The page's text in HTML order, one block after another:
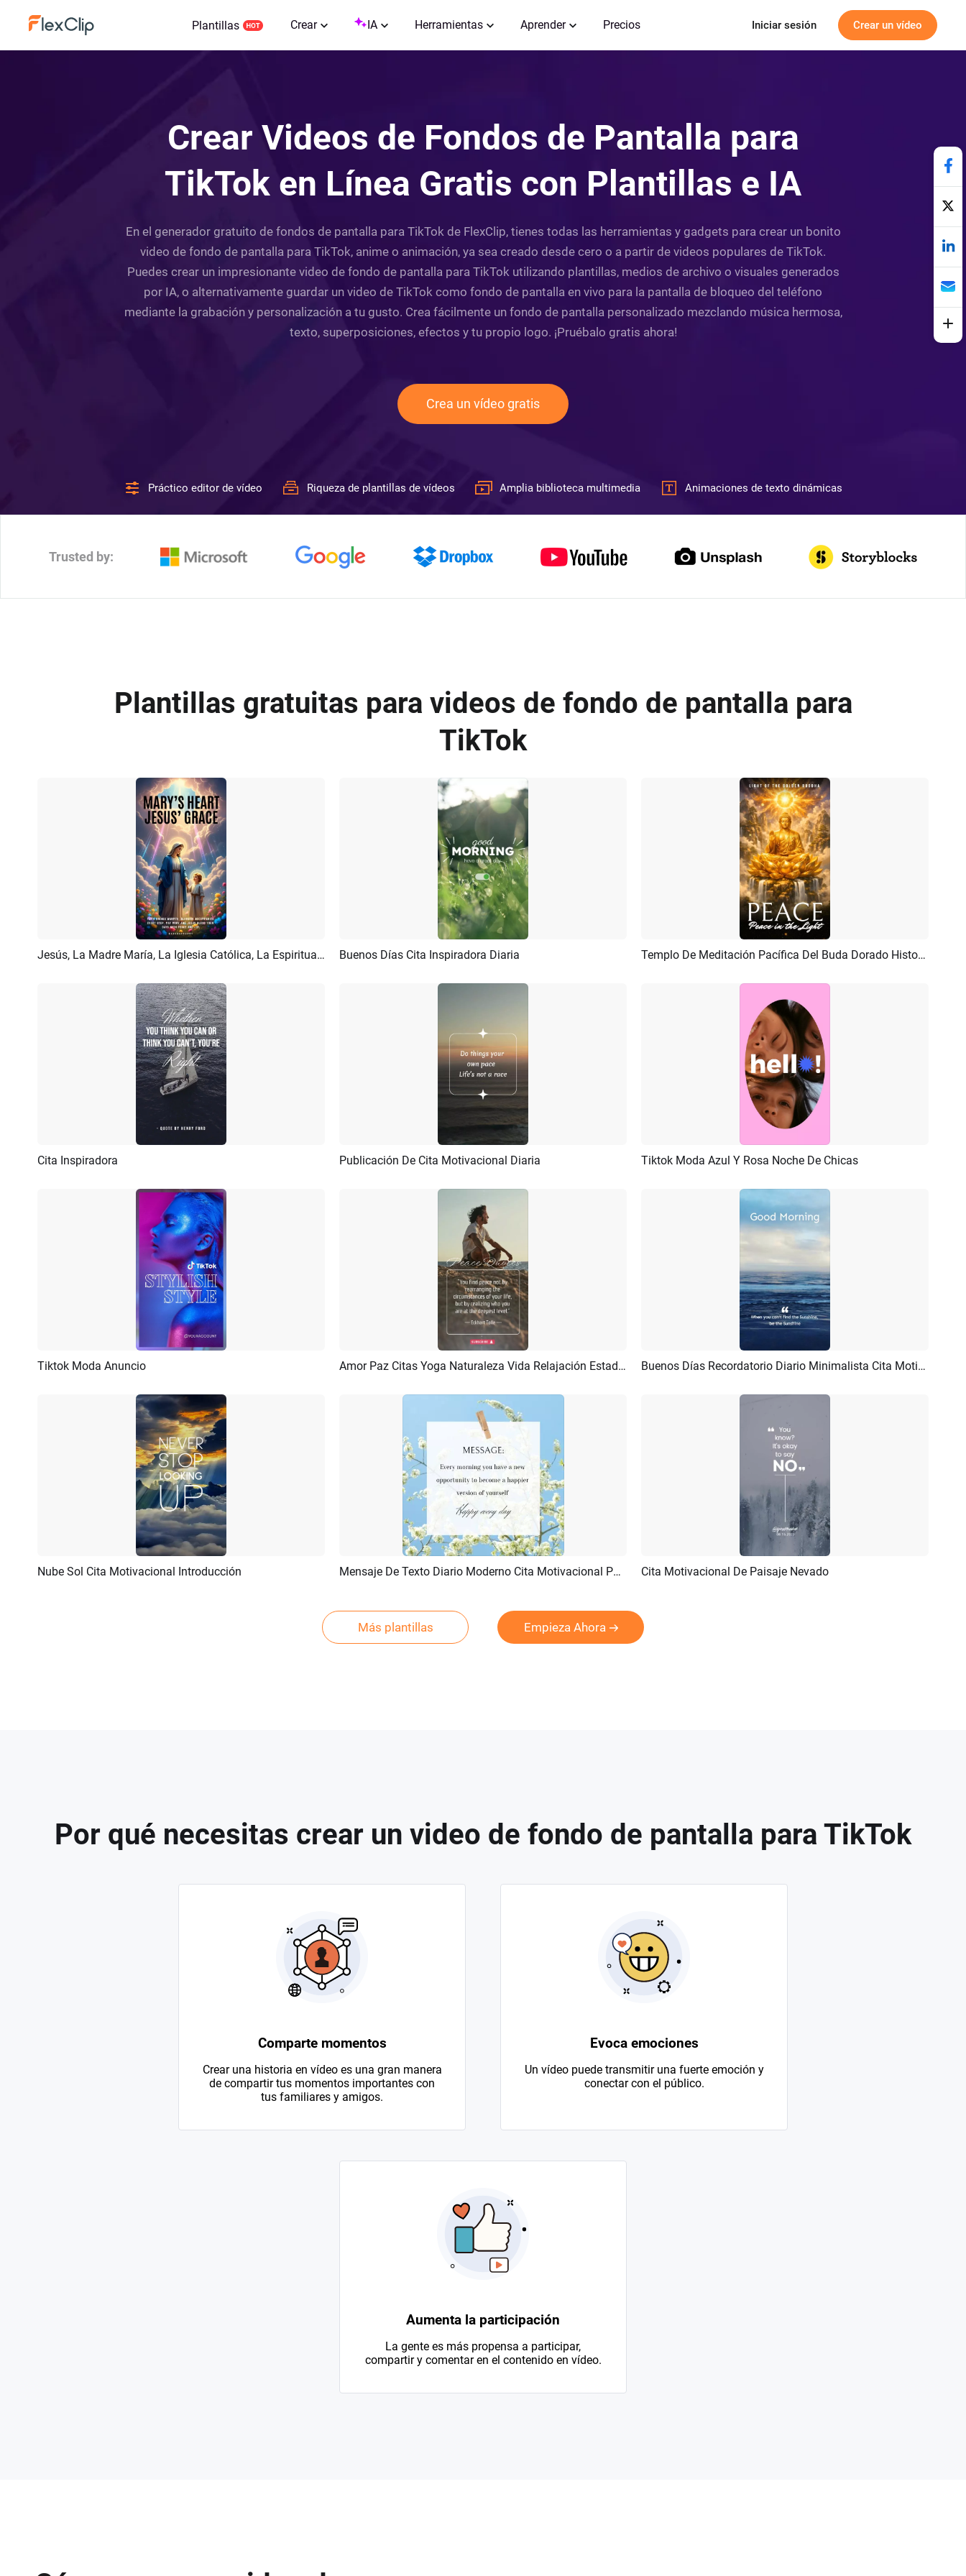
Plantillas Crear IA Herramientas Aprender Precios Iniciar sesión Crear un vídeo
Crear Videos de Fondos de Pantalla para
TikTok en Línea Gratis con Plantillas e IA
En el generador gratuito de fondos de pantalla para TikTok de FlexClip, tienes todas las herramientas y gadgets para crear un bonito
video de fondo de pantalla para TikTok, anime o animación, ya sea creado desde cero o a partir de videos populares de TikTok.
Puedes crear un impresionante video de fondo de pantalla para TikTok utilizando plantillas, medios de archivo o visuales generados
por IA, o alternativamente guardar un video de TikTok como fondo de pantalla en vivo para la pantalla de bloqueo del teléfono
mediante la grabación y personalización a tu gusto. Crea fácilmente un fondo de pantalla personalizado mezclando música hermosa,
texto, superposiciones, efectos y tu propio logo. ¡Pruébalo gratis ahora!
Crea un vídeo gratis
Práctico editor de vídeo Riqueza de plantillas de vídeos Amplia biblioteca multimedia Animaciones de texto dinámicas
Trusted by:
Plantillas gratuitas para videos de fondo de pantalla para
TikTok
Previsualizar Crear IA Jesús, La Madre María, La Iglesia Católica, La Espiritualidad Y La Historia En Redes Sociales Previsualizar Crear IA
Buenos Días Cita Inspiradora Diaria Previsualizar Crear IA Templo De Meditación Pacífica Del Buda Dorado Historia Espiritual De TikTok E Instagram
Cita Inspiradora Previsualizar Crear IA
Publicación De Cita Motivacional Diaria Previsualizar Crear IA
Tiktok Moda Azul Y Rosa Noche De Chicas
Previsualizar
Tiktok Moda Anuncio Previsualizar Crear IA Amor Paz Citas Yoga Naturaleza Vida Relajación Estado De ánimo Historia Previsualizar Crear IA Buenos Días Recordatorio Diario Minimalista Cita Motivacional
Previsualizar Personalizar
Nube Sol Cita Motivacional Introducción Previsualizar Crear IA Mensaje De Texto Diario Moderno Cita Motivacional Publicación De Instagram Previsualizar Crear IA
Cita Motivacional De Paisaje Nevado
Más plantillas Empieza Ahora
Por qué necesitas crear un video de fondo de pantalla para TikTok
Comparte momentos
Crear una historia en vídeo es una gran manera
de compartir tus momentos importantes con
tus familiares y amigos.
Evoca emociones
Un vídeo puede transmitir una fuerte emoción y
conectar con el público.
Aumenta la participación
La gente es más propensa a participar,
compartir y comentar en el contenido en vídeo.